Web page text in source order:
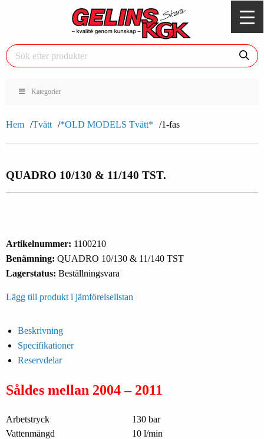
Kategorier
Hem Tvätt *OLD MODELS Tvätt* 1-fas
QUADRO 10/130 & 11/140 TST.
Artikelnummer: 1100210
Benämning: QUADRO 10/130 & 11/140 TST
Lagerstatus: Beställningsvara
Lägg till produkt i jämförelselistan
Beskrivning
Specifikationer
Reservdelar
Såldes mellan 2004 – 2011
Arbetstryck
130 bar
Vattenmängd
10 l/min